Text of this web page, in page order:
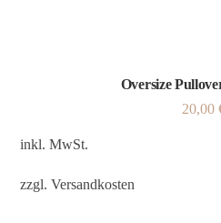
Oversize
20,00
inkl. MwSt.
zzgl.Versandkosten